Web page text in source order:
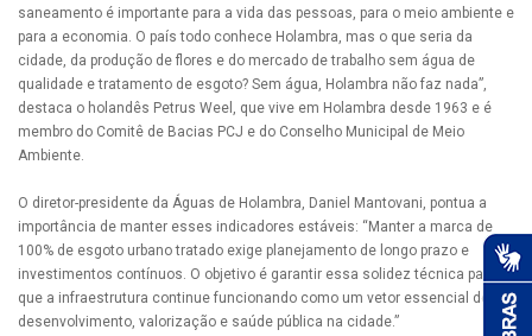
saneamento é importante para a vida das pessoas, para o meio ambiente e
para a economia. O país todo conhece Holambra, mas o que seria da
cidade, da produção de flores e do mercado de trabalho sem água de
qualidade e tratamento de esgoto? Sem água, Holambra não faz nada”,
destaca o holandês Petrus Weel, que vive em Holambra desde 1963 e é
membro do Comitê de Bacias PCJ e do Conselho Municipal de Meio
Ambiente.
O diretor-presidente da Águas de Holambra, Daniel Mantovani, pontua a
importância de manter esses indicadores estáveis: “Manter a marca de
100% de esgoto urbano tratado exige planejamento de longo prazo e
investimentos contínuos. O objetivo é garantir essa solidez técnica para
que a infraestrutura continue funcionando como um vetor essencial de
desenvolvimento, valorização e saúde pública na cidade.”